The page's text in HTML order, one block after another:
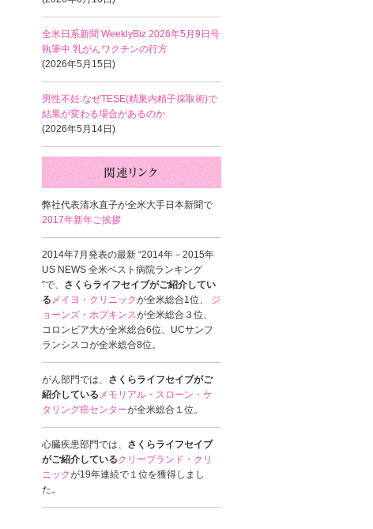
全米日系新聞 WeeklyBiz 2026年5月9日号
執筆中 乳がんワクチンの行方
(2026年5月15日)
男性不妊:なぜTESE(精巣内精子採取術)で
結果が変わる場合があるのか
(2026年5月14日)
弊社代表清水直子が全米大手日本新聞で
2017年新年ご挨拶
2014年7月発表の最新 “2014年－2015年
US NEWS 全米ベスト病院ランキング
”で、 さくらライフセイブがご紹介してい
る メイヨ・クリニックが全米総合1位、 ジ
ョーンズ・ホプキンスが全米総合３位、
コロンビア大が全米総合6位、UCサンフ
ランシスコが全米総合8位。
がん部門では、 さくらライフセイブがご
紹介している メモリアル・スローン・ケ
タリング癌センターが全米総合１位。
心臓疾患部門では、 さくらライフセイブ
がご紹介しているクリーブランド・クリ
ニックが19年連続で１位を獲得しまし
た。